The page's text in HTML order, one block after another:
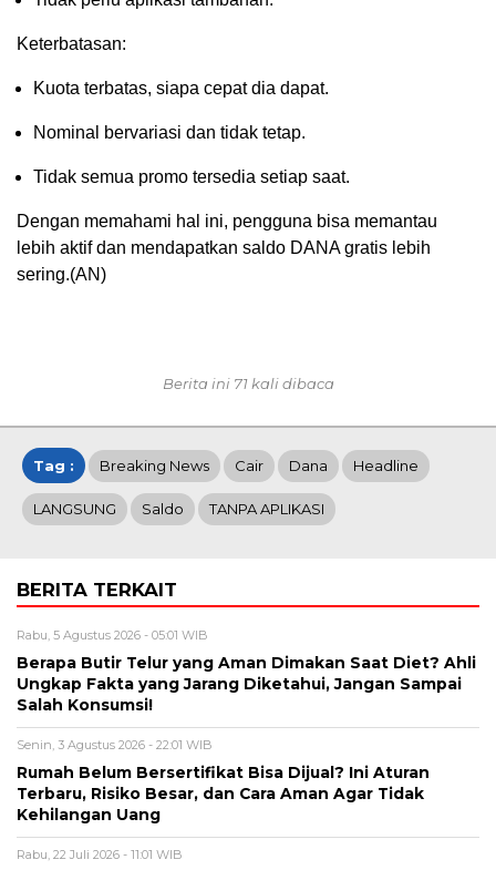
Keterbatasan:
Kuota terbatas, siapa cepat dia dapat.
Nominal bervariasi dan tidak tetap.
Tidak semua promo tersedia setiap saat.
Dengan memahami hal ini, pengguna bisa memantau
lebih aktif dan mendapatkan saldo DANA gratis lebih
sering.(AN)
Berita ini 71 kali dibaca
Tag : Breaking News Cair Dana Headline
LANGSUNG Saldo TANPA APLIKASI
BERITA TERKAIT
Rabu, 5 Agustus 2026 - 05:01 WIB
Berapa Butir Telur yang Aman Dimakan Saat Diet? Ahli
Ungkap Fakta yang Jarang Diketahui, Jangan Sampai
Salah Konsumsi!
Senin, 3 Agustus 2026 - 22:01 WIB
Rumah Belum Bersertifikat Bisa Dijual? Ini Aturan
Terbaru, Risiko Besar, dan Cara Aman Agar Tidak
Kehilangan Uang
Rabu, 22 Juli 2026 - 11:01 WIB